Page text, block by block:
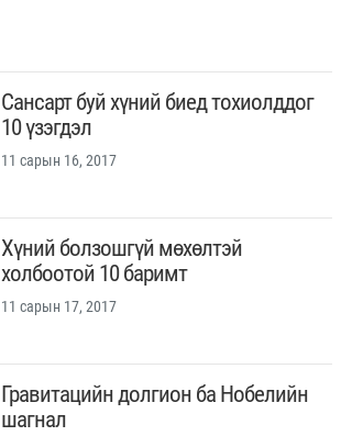
Сансарт буй хүний биед тохиолддог
10 үзэгдэл
11 сарын 16, 2017
Хүний болзошгүй мөхөлтэй
холбоотой 10 баримт
11 сарын 17, 2017
Гравитацийн долгион ба Нобелийн
шагнал